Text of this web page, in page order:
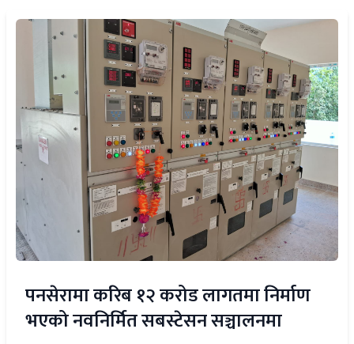
पनसेरामा करिब १२ करोड लागतमा निर्माण
भएको नवनिर्मित सबस्टेसन सञ्चालनमा